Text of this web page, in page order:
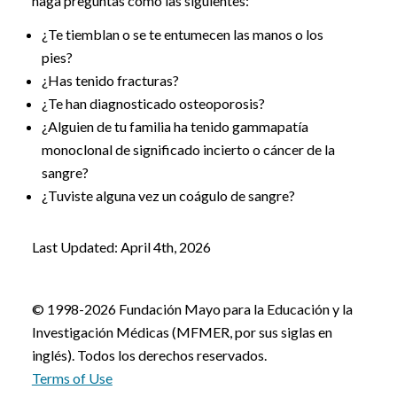
¿Te tiemblan o se te entumecen las manos o los
pies?
¿Has tenido fracturas?
¿Te han diagnosticado osteoporosis?
¿Alguien de tu familia ha tenido gammapatía
monoclonal de significado incierto o cáncer de la
sangre?
¿Tuviste alguna vez un coágulo de sangre?
Last Updated: April 4th, 2026
© 1998-2026 Fundación Mayo para la Educación y la
Investigación Médicas (MFMER, por sus siglas en
inglés). Todos los derechos reservados.
Terms of Use